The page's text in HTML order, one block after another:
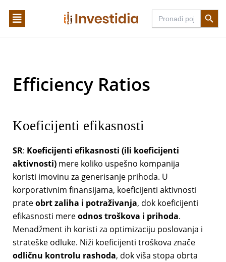
Search
for:
Search
Efficiency Ratios
Koeficijenti efikasnosti
SR: Koeficijenti efikasnosti (ili koeficijenti
aktivnosti)mere koliko uspešno kompanija
koristi imovinu za generisanje prihoda. U
korporativnim finansijama, koeficijenti aktivnosti
prateobrt zaliha i potraživanja, dok koeficijenti
efikasnosti mereodnos troškova i prihoda.
Menadžment ih koristi za optimizaciju poslovanja i
strateške odluke. Niži koeficijenti troškova znače
odličnu kontrolu rashoda, dok viša stopa obrta